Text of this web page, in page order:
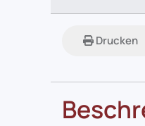
Drucken